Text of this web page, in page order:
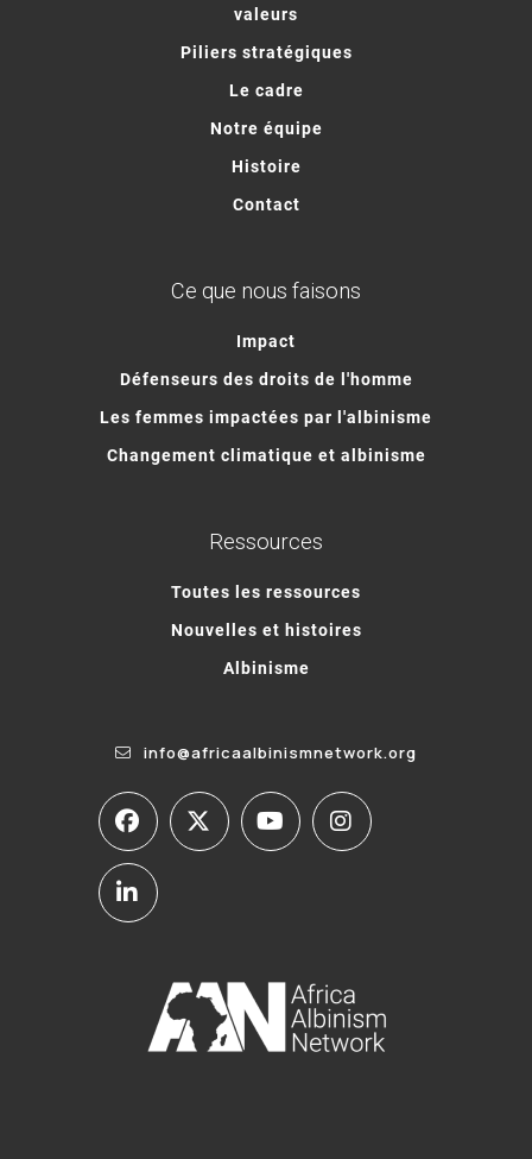
valeurs
Piliers stratégiques
Le cadre
Notre équipe
Histoire
Contact
Ce que nous faisons
Impact
Défenseurs des droits de l'homme
Les femmes impactées par l'albinisme
Changement climatique et albinisme
Ressources
Toutes les ressources
Nouvelles et histoires
Albinisme
info@africaalbinismnetwork.org